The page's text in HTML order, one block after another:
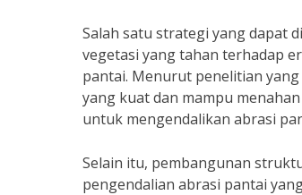
Salah satu strategi yang dapat
vegetasi yang tahan terhadap
pantai. Menurut penelitian
yang kuat dan mampu
untuk mengendalikan abrasi
Selain itu, pembangunan
pengendalian abrasi pantai